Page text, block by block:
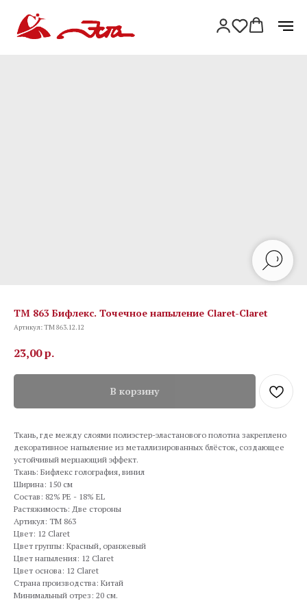
TM 863 Бифлекс. Точечное напыление Claret-Claret
Артикул:TM 863.12.12
23,00р.
В корзину
Ткань, где между слоями полиэстер-эластанового полотна закреплено
декоративное напыление из металлизированных блёсток, создающее
устойчивый мерцающий эффект.
Ткань: Бифлекс голография, винил
Ширина: 150 см
Состав: 82% PE - 18% EL
Растяжимость: Две стороны
Артикул: TM 863
Цвет: 12 Claret
Цвет группы: Красный, оранжевый
Цвет напыления: 12 Claret
Цвет основа: 12 Claret
Страна производства: Китай
Минимальный отрез: 20 см.